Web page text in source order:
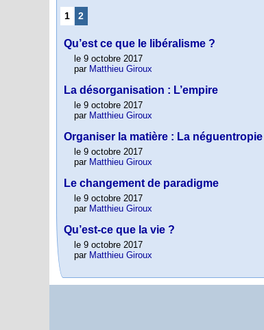
1 2
Qu’est ce que le libéralisme ?
le 9 octobre 2017
par Matthieu Giroux
La désorganisation : L’empire
le 9 octobre 2017
par Matthieu Giroux
Organiser la matière : La néguentropie
le 9 octobre 2017
par Matthieu Giroux
Le changement de paradigme
le 9 octobre 2017
par Matthieu Giroux
Qu’est-ce que la vie ?
le 9 octobre 2017
par Matthieu Giroux